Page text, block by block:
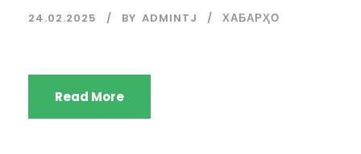
24.02.2025 BY ADMINTJ ХАБАРҲО
Read More